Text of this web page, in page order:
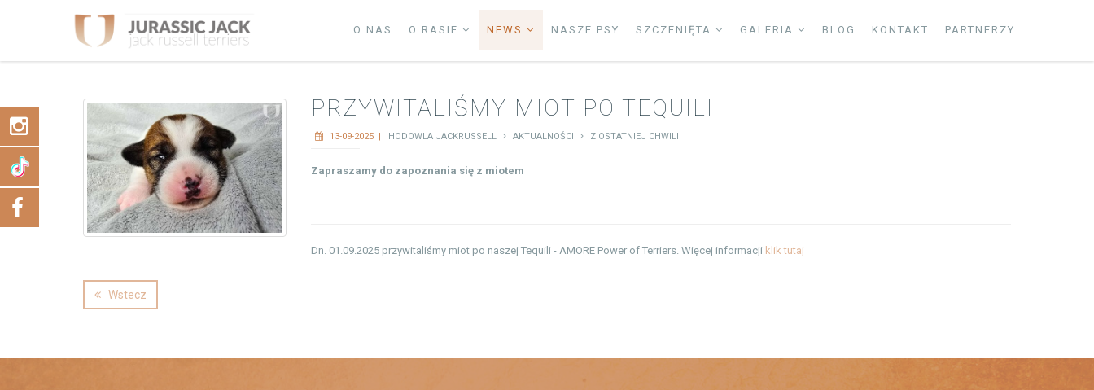
O NAS O RASIE NEWS NASZE PSY SZCZENIĘTA GALERIA BLOG KONTAKT PARTNERZY
PRZYWITALIŚMY MIOT PO TEQUILI
13-09-2025 | HODOWLA JACKRUSSELL AKTUALNOŚCI Z OSTATNIEJ CHWILI
Zapraszamy do zapoznania się z miotem
Dn. 01.09.2025 przywitaliśmy miot po naszej Tequili - AMORE Power of Terriers. Więcej informacji klik tutaj
Wstecz